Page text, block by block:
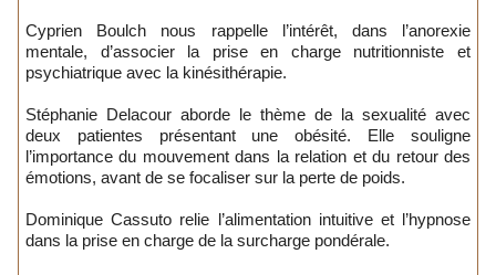
Cyprien Boulch nous rappelle l’intérêt, dans l’anorexie
mentale, d’associer la prise en charge nutritionniste et
psychiatrique avec la kinésithérapie.
Stéphanie Delacour aborde le thème de la sexualité avec
deux patientes présentant une obésité. Elle souligne
l’importance du mouvement dans la relation et du retour des
émotions, avant de se focaliser sur la perte de poids.
Dominique Cassuto relie l’alimentation intuitive et l’hypnose
dans la prise en charge de la surcharge pondérale.